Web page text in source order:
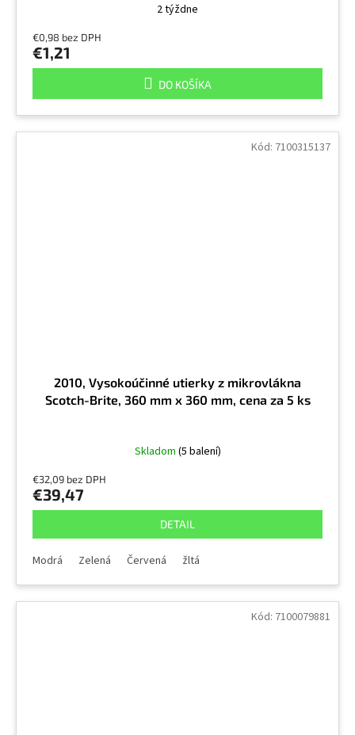
2 týždne
€0,98 bez DPH
€1,21
DO KOŠÍKA
2010, Vysokoúčinné utierky z mikrovlákna
Scotch-Brite, 360 mm x 360 mm, cena za 5 ks
Skladom (5 balení)
€32,09 bez DPH
€39,47
DETAIL
Modrá Zelená Červená žltá
Kód: 7100315137
Kód: 7100079881